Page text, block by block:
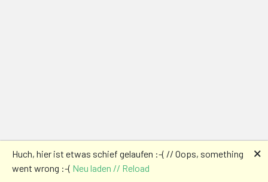
Huch, hier ist etwas schief gelaufen :-( // Oops, something
went wrong :-( Neu laden // Reload
🗙